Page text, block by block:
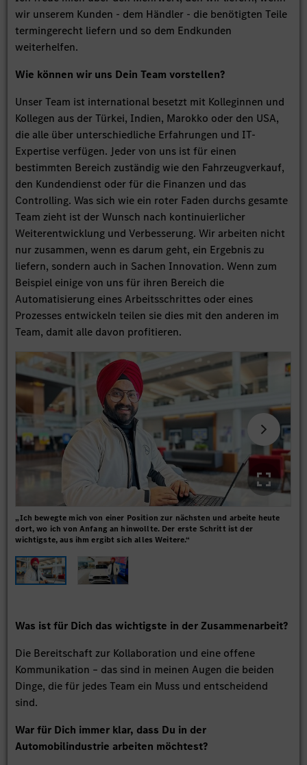
wir unserem Kunden - dem Händler - die benötigten Teile
termingerecht liefern und so dem Endkunden
weiterhelfen.
Wie können wir uns Dein Team vorstellen?
Unser Team ist international besetzt mit Kolleginnen und
Kollegen aus der Türkei, Indien, Marokko oder den USA,
die alle über unterschiedliche Erfahrungen und IT-
Expertise verfügen. Jeder von uns ist für einen
bestimmten Bereich zuständig wie den Fahrzeugverkauf,
den Kundendienst oder für die Finanzen und das
Controlling. Was sich wie ein roter Faden durchs gesamte
Team zieht ist der Wunsch nach kontinuierlicher
Weiterentwicklung und Verbesserung. Wir arbeiten nicht
nur zusammen, wenn es darum geht, ein Ergebnis zu
liefern, sondern auch in Sachen Innovation. Wenn zum
Beispiel einige von uns für ihren Bereich die
Automatisierung eines Arbeitsschrittes oder eines
Prozesses entwickeln teilen sie dies mit den anderen im
Team, damit alle davon profitieren.
„Ich bewegte mich von einer Position zur nächsten und arbeite heute
dort, wo ich von Anfang an hinwollte. Der erste Schritt ist der
wichtigste, aus ihm ergibt sich alles Weitere.“
Was ist für Dich das wichtigste in der Zusammenarbeit?
Die Bereitschaft zur Kollaboration und eine offene
Kommunikation – das sind in meinen Augen die beiden
Dinge, die für jedes Team ein Muss und entscheidend
sind.
War für Dich immer klar, dass Du in der
Automobilindustrie arbeiten möchtest?